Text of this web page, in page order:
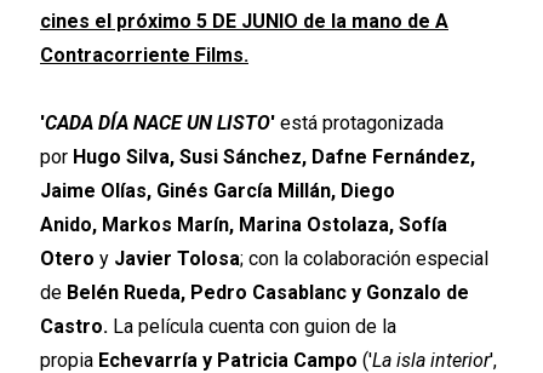
cines el próximo 5 DE JUNIO de la mano de A
Contracorriente Films.
'CADA DÍA NACE UN LISTO' está protagonizada
por Hugo Silva, Susi Sánchez, Dafne Fernández,
Jaime Olías, Ginés García Millán, Diego
Anido, Markos Marín, Marina Ostolaza, Sofía
Otero y Javier Tolosa; con la colaboración especial
de Belén Rueda, Pedro Casablanc y Gonzalo de
Castro. La película cuenta con guion de la
propia Echevarría y Patricia Campo ('La isla interior',